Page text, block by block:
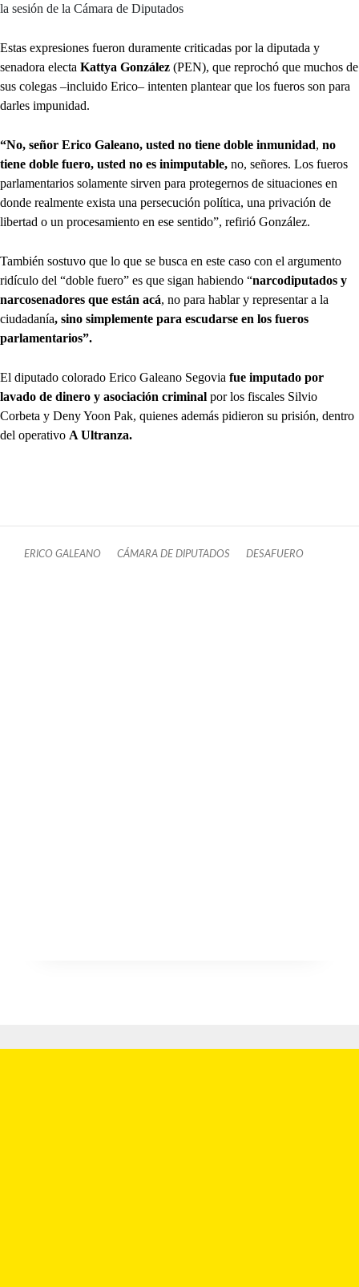
la sesión de la Cámara de Diputados
Estas expresiones fueron duramente criticadas por la diputada y
senadora electa Kattya González (PEN), que reprochó que muchos de
sus colegas –incluido Erico– intenten plantear que los fueros son para
darles impunidad.
“No, señor Erico Galeano, usted no tiene doble inmunidad, no
tiene doble fuero, usted no es inimputable, no, señores. Los fueros
parlamentarios solamente sirven para protegernos de situaciones en
donde realmente exista una persecución política, una privación de
libertad o un procesamiento en ese sentido”, refirió González.
También sostuvo que lo que se busca en este caso con el argumento
ridículo del “doble fuero” es que sigan habiendo “narcodiputados y
narcosenadores que están acá, no para hablar y representar a la
ciudadanía, sino simplemente para escudarse en los fueros
parlamentarios”.
El diputado colorado Erico Galeano Segovia fue imputado por
lavado de dinero y asociación criminal por los fiscales Silvio
Corbeta y Deny Yoon Pak, quienes además pidieron su prisión, dentro
del operativo A Ultranza.
ERICO GALEANO CÁMARA DE DIPUTADOS DESAFUERO